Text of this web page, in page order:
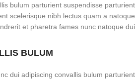
bulum parturient suspendisse parturient
scelerisque nibh lectus quam a natoque
et pharetra fames nunc natoque dui.
BULUM
dui adipiscing convallis bulum parturient